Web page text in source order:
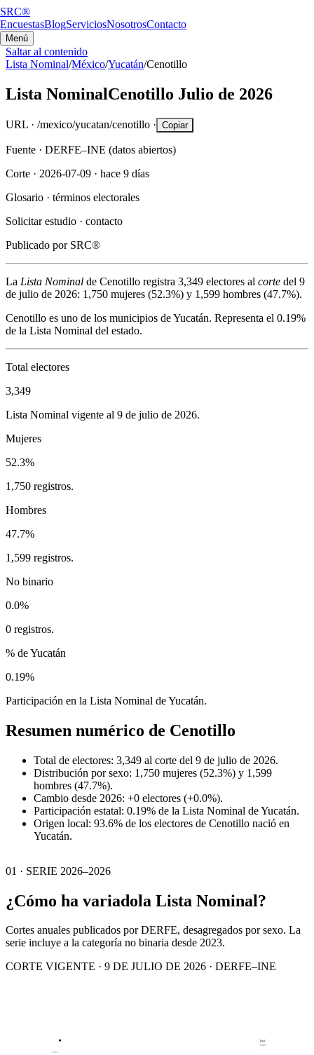
SRC®
EncuestasBlogServiciosNosotrosContacto
Menú
Saltar al contenido
Lista Nominal/México/Yucatán/Cenotillo
Lista NominalCenotillo Julio de 2026
URL · /mexico/yucatan/cenotillo · Copiar
Fuente · DERFE–INE (datos abiertos)
Corte · 2026-07-09 · hace 9 días
Glosario · términos electorales
Solicitar estudio · contacto
Publicado por SRC®
La Lista Nominal de Cenotillo registra 3,349 electores al corte del 9
de julio de 2026: 1,750 mujeres (52.3%) y 1,599 hombres (47.7%).
Cenotillo es uno de los municipios deYucatán. Representa el 0.19%
de la Lista Nominal del estado.
Total electores
3,349
Lista Nominal vigente al 9 de julio de 2026.
Mujeres
52.3%
1,750 registros.
Hombres
47.7%
1,599 registros.
No binario
0.0%
0 registros.
% de Yucatán
0.19%
Participación en la Lista Nominal de Yucatán.
Resumen numérico de Cenotillo
Total de electores: 3,349 al corte del 9 de julio de 2026.
Distribución por sexo: 1,750 mujeres (52.3%) y 1,599
hombres (47.7%).
Cambio desde 2026: +0 electores (+0.0%).
Participación estatal: 0.19% de la Lista Nominal de Yucatán.
Origen local: 93.6% de los electores de Cenotillo nació en
Yucatán.
01 · SERIE 2026–2026
¿Cómo ha variadola Lista Nominal?
Cortes anuales publicados por DERFE, desagregados por sexo. La
serie incluye a la categoría no binaria desde 2023.
CORTE VIGENTE · 9 DE JULIO DE 2026 · DERFE–INE
3,104
Total
3,349